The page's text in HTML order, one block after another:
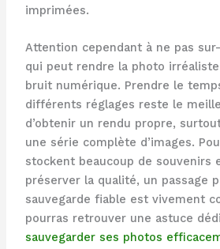
imprimées.
Attention cependant à ne pas
qui peut rendre la photo
bruit numérique. Prendre le
différents réglages reste le
d’obtenir un rendu propre,
une série complète d’images.
stockent beaucoup de souvenirs
préserver la qualité, un passage
sauvegarde fiable est vivement
pourras retrouver une astuce
sauvegarder ses photos